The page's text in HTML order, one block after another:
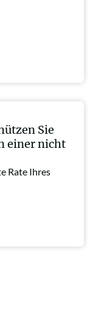
Sie
einer nicht
Rate Ihres